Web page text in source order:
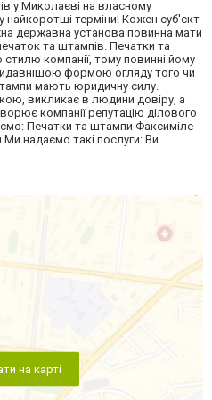
у Миколаєві на власному
найкоротші терміни! Кожен суб'єкт
державна установа повинна мати
та штампів. Печатки та
компанії, тому повинні йому
формою огляду того чи
мають юридичну силу.
викликає в людини довіру, а
компанії репутацію ділового
Печатки та штампи Факсиміле
надаємо такі послуги: Ви...
на карті